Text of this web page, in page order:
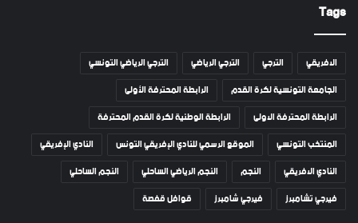
Tags
الافريقي الترجي الترجي الرياضي
الترجي الرياضي التونسي
الجامعة التونسية لكرة القدم
الرابطة المحترفة الأولى
الرابطة المحترفة الاولى
الرابطة الوطنية لكرة القدم المحترفة
المنتخب التونسي
الموقع الرسمي للنادي الإفريقي التونس
النادي الإفريقي
النادي الافريقي
النجم النجم الرياضي الساحلي
النجم الساحلي
فيرجي تشامبرز
فيرجي شامبرز قوافل قفصة